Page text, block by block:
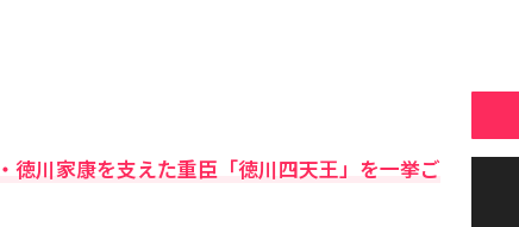
徳川家康を支えた重臣「徳川四天王」を一挙ご